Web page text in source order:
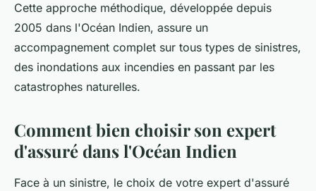
Cette approche méthodique, développée depuis
2005 dans l'Océan Indien, assure un
accompagnement complet sur tous types de sinistres,
des inondations aux incendies en passant par les
catastrophes naturelles.
Comment bien choisir son expert
d'assuré dans l'Océan Indien
Face à un sinistre, le choix de votre expert d'assuré